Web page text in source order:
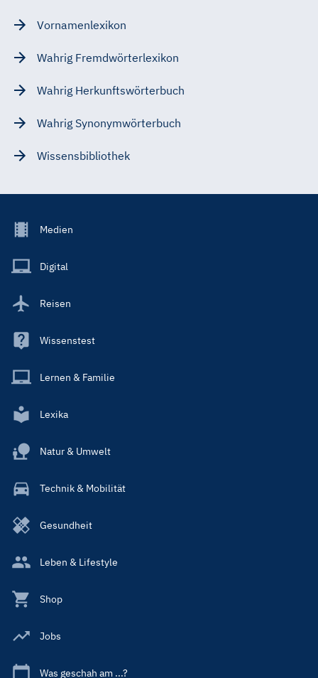
Vornamenlexikon
Wahrig Fremdwörterlexikon
Wahrig Herkunftswörterbuch
Wahrig Synonymwörterbuch
Wissensbibliothek
Footer
Main
Medien
Digital
Reisen
Wissenstest
Lernen & Familie
Lexika
Natur & Umwelt
Technik & Mobilität
Gesundheit
Leben & Lifestyle
Shop
Jobs
Was geschah am ...?